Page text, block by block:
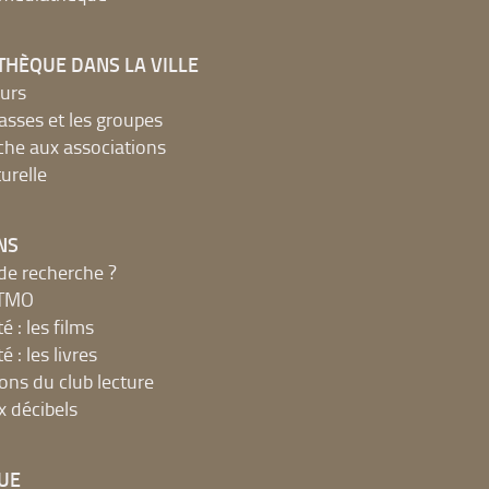
DANS LA VILLE
et les groupes
aux associations
recherche ?
: les films
: les livres
du club lecture
décibels